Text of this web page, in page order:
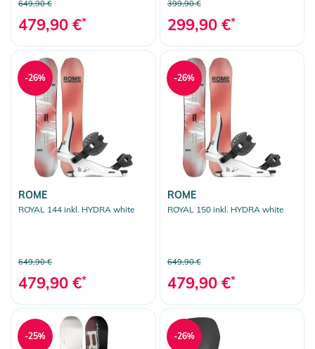
649,90 €
479,90 €*
399,90 €
299,90 €*
ROME
ROYAL 144 inkl. HYDRA white
649,90 €
479,90 €*
-26%
ROME
ROYAL 150 inkl. HYDRA white
649,90 €
479,90 €*
-26%
-25% -26%